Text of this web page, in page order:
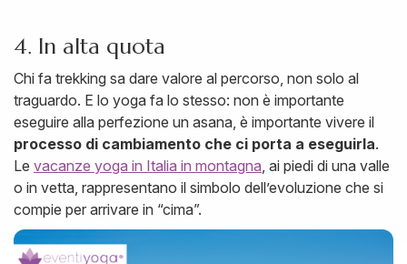
4. In alta quota
Chi fa trekking sa dare valore al percorso, non solo al
traguardo. E lo yoga fa lo stesso: non è importante
eseguire alla perfezione un asana, è importante vivere il
processo di cambiamento che ci porta a eseguirla.
Le vacanze yoga in Italia in montagna, ai piedi di una valle
o in vetta, rappresentano il simbolo dell’evoluzione che si
compie per arrivare in “cima”.